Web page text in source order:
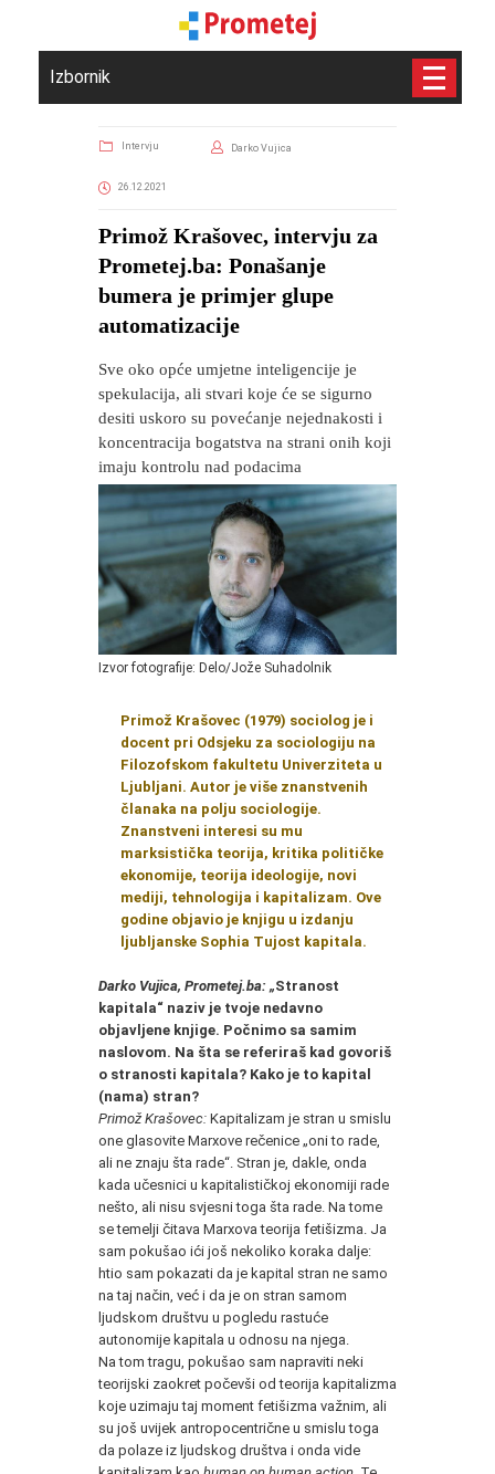
Izbornik
Intervju Darko Vujica
26.12.2021
Primož Krašovec, intervju za
Prometej.ba: Ponašanje
bumera je primjer glupe
automatizacije
Sve oko opće umjetne inteligencije je
spekulacija, ali stvari koje će se sigurno
desiti uskoro su povećanje nejednakosti i
koncentracija bogatstva na strani onih koji
imaju kontrolu nad podacima
Izvor fotografije: Delo/Jože Suhadolnik
Primož Krašovec (1979) sociolog je i
docent pri Odsjeku za sociologiju na
Filozofskom fakultetu Univerziteta u
Ljubljani. Autor je više znanstvenih
članaka na polju sociologije.
Znanstveni interesi su mu
marksistička teorija, kritika političke
ekonomije, teorija ideologije, novi
mediji, tehnologija i kapitalizam. Ove
godine objavio je knjigu u izdanju
ljubljanske Sophia Tujost kapitala.
Darko Vujica, Prometej.ba: „Stranost
kapitala“ naziv je tvoje nedavno
objavljene knjige. Počnimo sa samim
naslovom. Na šta se referiraš kad govoriš
o stranosti kapitala? Kako je to kapital
(nama) stran?
Primož Krašovec: Kapitalizam je stran u smislu
one glasovite Marxove rečenice „oni to rade,
ali ne znaju šta rade“. Stran je, dakle, onda
kada učesnici u kapitalističkoj ekonomiji rade
nešto, ali nisu svjesni toga šta rade. Na tome
se temelji čitava Marxova teorija fetišizma. Ja
sam pokušao ići još nekoliko koraka dalje:
htio sam pokazati da je kapital stran ne samo
na taj način, već i da je on stran samom
ljudskom društvu u pogledu rastuće
autonomije kapitala u odnosu na njega.
Na tom tragu, pokušao sam napraviti neki
teorijski zaokret počevši od teorija kapitalizma
koje uzimaju taj moment fetišizma važnim, ali
su još uvijek antropocentrične u smislu toga
da polaze iz ljudskog društva i onda vide